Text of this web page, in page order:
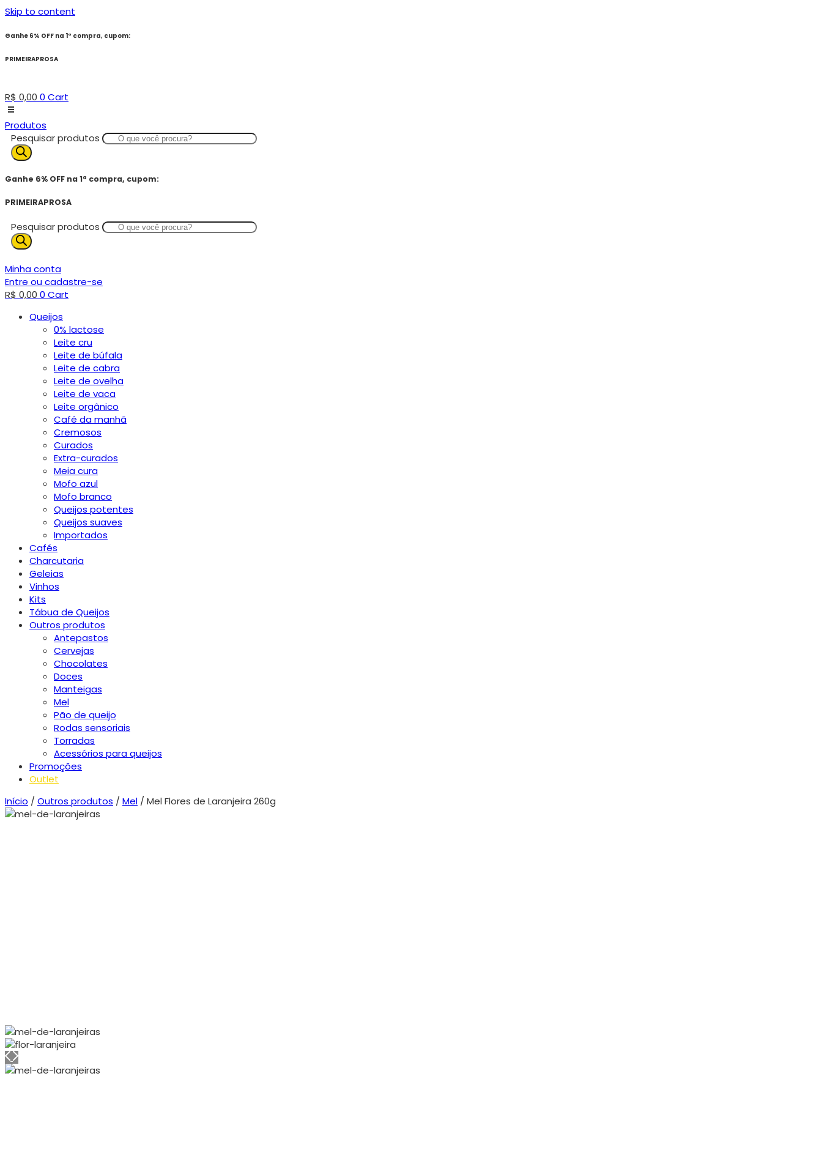
Skip to content
Ganhe 6% OFF na 1ª compra, cupom:
PRIMEIRAPROSA
R$ 0,00 0 Cart
Produtos
Pesquisar produtos
Ganhe 6% OFF na 1ª compra, cupom:
PRIMEIRAPROSA
Pesquisar produtos
Minha conta
Entre ou cadastre-se
R$ 0,00 0 Cart
Queijos
0% lactose
Leite cru
Leite de búfala
Leite de cabra
Leite de ovelha
Leite de vaca
Leite orgânico
Café da manhã
Cremosos
Curados
Extra-curados
Meia cura
Mofo azul
Mofo branco
Queijos potentes
Queijos suaves
Importados
Cafés
Charcutaria
Geleias
Vinhos
Kits
Tábua de Queijos
Outros produtos
Antepastos
Cervejas
Chocolates
Doces
Manteigas
Mel
Pão de queijo
Rodas sensoriais
Torradas
Acessórios para queijos
Promoções
Outlet
Início /Outros produtos /Mel / Mel Flores de Laranjeira 260g